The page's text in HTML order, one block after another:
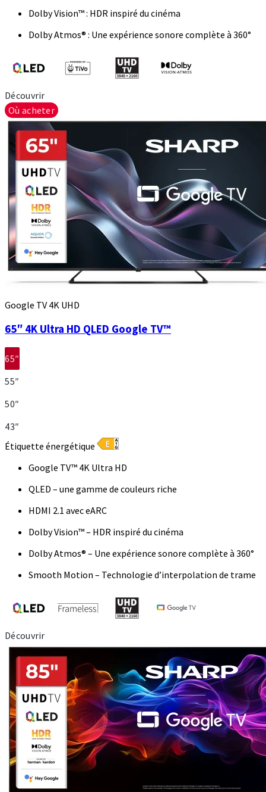
Dolby Vision™ : HDR inspiré du cinéma
Dolby Atmos® : Une expérience sonore complète à 360°
Découvrir
Où acheter
Google TV 4K UHD
65″ 4K Ultra HD QLED Google TV™
65″
55″
50″
43″
Étiquette énergétique
Google TV™ 4K Ultra HD
QLED – une gamme de couleurs riche
HDMI 2.1 avec eARC
Dolby Vision™ – HDR inspiré du cinéma
Dolby Atmos® – Une expérience sonore complète à 360°
Smooth Motion – Technologie d’interpolation de trame
Découvrir